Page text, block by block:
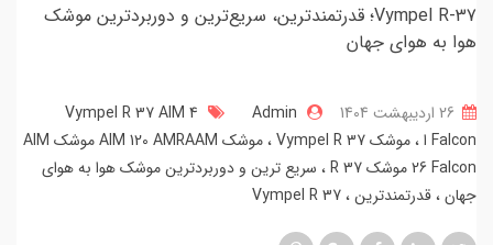
Vympel R-37؛ قدرتمندترین، سریع‌ترین و دوربردترین موشک
هوا به هوای جهان
Admin
Vympel R 37 AIM 4
Falcon ا
موشک Vympel R 37
موشک AIM 120 AMRAAM موشک AIM
26 Falcon موشک R 37
سریع ترین و دوربردترین موشک هوا به هوای
جهان قدرتمندترین Vympel R 37